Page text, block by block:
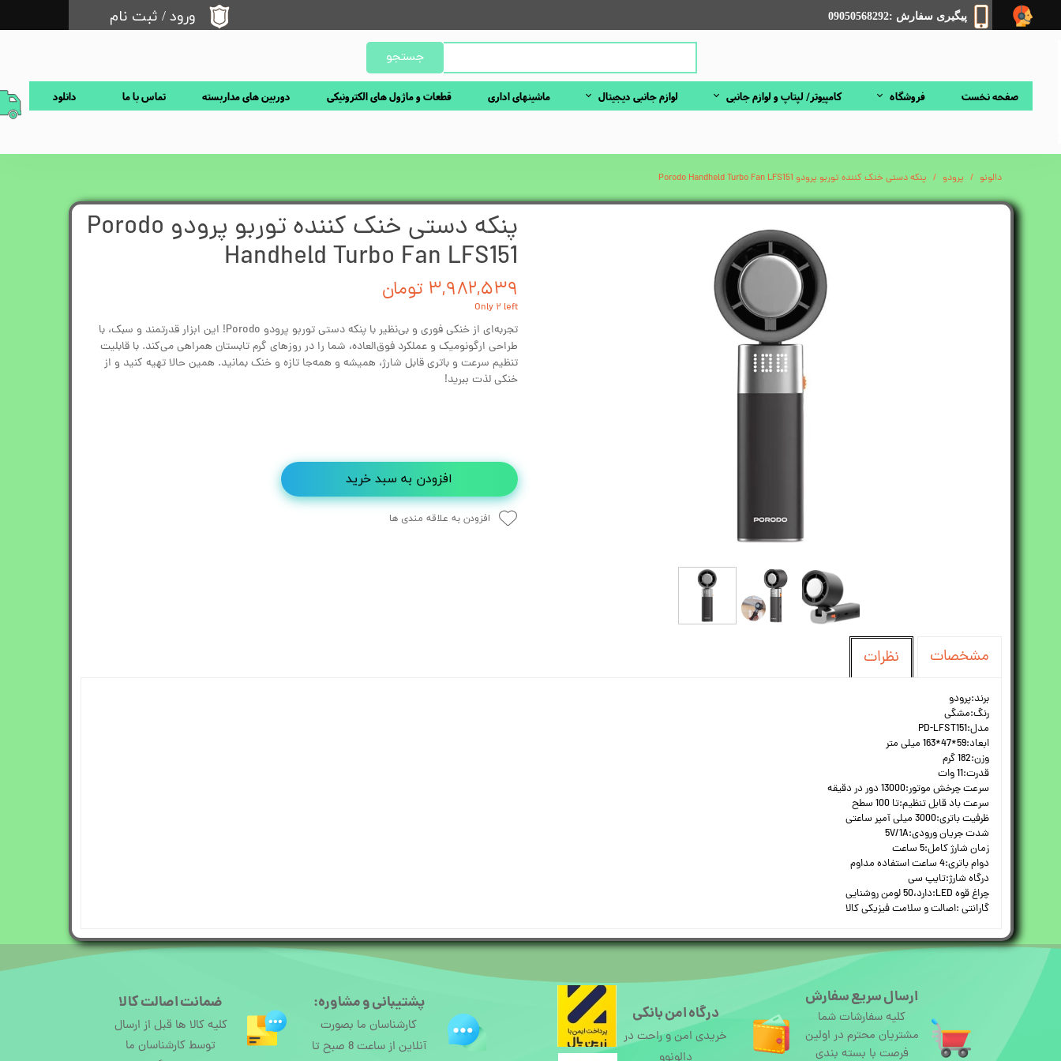
پیگیری سفارش :09050568292
جستجو
صفحه نخست فروشگاه کامپیوتر/ لپتاپ و لوازم جانبی لوازم جانبی دیجیتال ماشینهای اداری قطعات و ماژول های الکترونیکی دوربین های مداربسته تماس با ما دانلود
ورود / ثبت نام
سفارشات
دالونو پرودو پنکه دستی خنک کننده توربو پرودو Porodo Handheld Turbo Fan LFS151
پنکه دستی خنک کننده توربو پرودو Porodo
Handheld Turbo Fan LFS151
۳,۹۸۲,۵۳۹ تومان
Only ۲ left
تجربه‌ای از خنکی فوری و بی‌نظیر با پنکه دستی توربو پرودو Porodo! این ابزار قدرتمند و سبک، با
طراحی ارگونومیک و عملکرد فوق‌العاده، شما را در روزهای گرم تابستان همراهی می‌کند. با قابلیت
تنظیم سرعت و باتری قابل شارژ، همیشه و همه‌جا تازه و خنک بمانید. همین حالا تهیه کنید و از
خنکی لذت ببرید!
افزودن به سبد خرید
افزودن به علاقه مندی ها
مشخصات نظرات
برند:پرودو
رنگ:مشگی
مدل:PD-LFST151
ابعاد:59*47*163 میلی متر
وزن:182 گرم
قدرت:11 وات
سرعت چرخش موتور:13000 دور در دقیقه
سرعت باد قابل تنظیم:تا 100 سطح
ظرفیت باتری:3000 میلی آمپر ساعتی
شدت جریان ورودی:5V/1A
زمان شارژ کامل:5 ساعت
دوام باتری:4 ساعت استفاده مداوم
درگاه شارژ:تایپ سی
چراغ قوه LED:دارد،50 لومن روشنایی
گارانتی :اصالت و سلامت فیزیکی کالا
ارسال سریع سفارش
کلیه سفارشات شما
مشتریان محترم در اولین
فرصت با بسته بندی
درگاه امن بانکی
خریدی امن و راحت در
پشتیبانی و مشاوره:
کارشناسان ما بصورت
آنلاین از ساعت 8 صبح تا
ضمانت اصالت کالا
کلیه کالا ها قبل از ارسال
توسط کارشناسان ما